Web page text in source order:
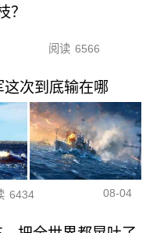
？
阅读 6566
次到底输在哪
6434 08-04